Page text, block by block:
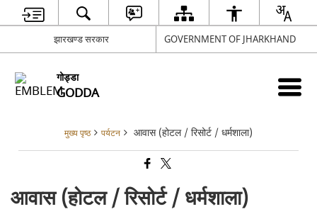
झारखण्ड सरकार GOVERNMENT OF JHARKHAND
गोड्डा
GODDA
मुख्य पृष्ठ पर्यटन आवास (होटल / रिसोर्ट / धर्मशाला)
आवास (होटल / रिसोर्ट / धर्मशाला)